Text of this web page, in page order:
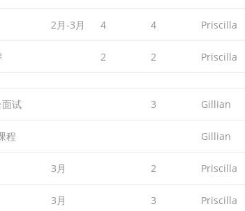
2月-3月 4 4 Priscilla
2 2 Priscilla
试 3 Gillian
程 Gillian
3月 2 Priscilla
3月 3 Priscilla